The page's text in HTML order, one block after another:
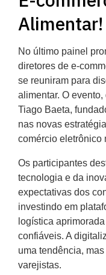
Alimentar!
No último painel
diretores de e-
se reuniram para
alimentar. O
Tiago Baeta,
nas novas
comércio eletrônico
Os participantes
tecnologia e da
expectativas dos
investindo em
logística
confiáveis. A
uma tendência,
varejistas.